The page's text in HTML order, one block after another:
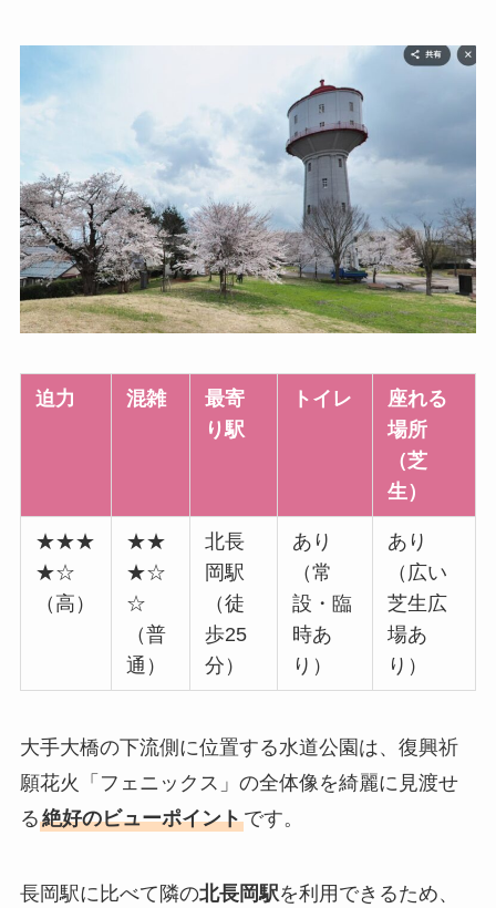
迫力 混雑
最寄
り駅
トイレ
座れる
場所
（芝
生）
★★★
★☆
（高）
★★
★☆
☆
（普
通）
北長
岡駅
（徒
歩25
分）
あり
（常
設・臨
時あ
り）
あり
（広い
芝生広
場あ
り）
大手大橋の下流側に位置する水道公園は、復興祈
願花火「フェニックス」の全体像を綺麗に見渡せ
る絶好のビューポイントです。
長岡駅に比べて隣の北長岡駅を利用できるため、